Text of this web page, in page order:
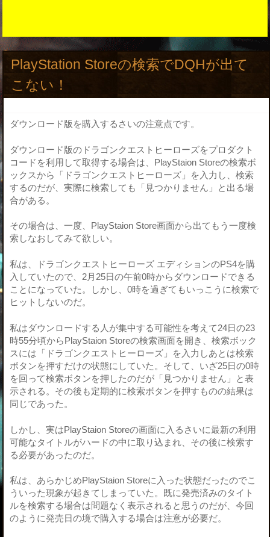
PlayStation Storeの検索でDQHが出て
こない！
ダウンロード版を購入するさいの注意点です。
ダウンロード版のドラゴンクエストヒーローズをプロダクト
コードを利用して取得する場合は、PlayStaion Storeの検索ボ
ックスから「ドラゴンクエストヒーローズ」を入力し、検索
するのだが、実際に検索しても「見つかりません」と出る場
合がある。
その場合は、一度、PlayStaion Store画面から出てもう一度検
索しなおしてみて欲しい。
私は、ドラゴンクエストヒーローズ エディションのPS4を購
入していたので、2月25日の午前0時からダウンロードできる
ことになっていた。しかし、0時を過ぎてもいっこうに検索で
ヒットしないのだ。
私はダウンロードする人が集中する可能性を考えて24日の23
時55分頃からPlayStaion Storeの検索画面を開き、検索ボック
スには「ドラゴンクエストヒーローズ」を入力しあとは検索
ボタンを押すだけの状態にしていた。そして、いざ25日の0時
を回って検索ボタンを押したのだが「見つかりません」と表
示される。その後も定期的に検索ボタンを押すものの結果は
同じであった。
しかし、実はPlayStaion Storeの画面に入るさいに最新の利用
可能なタイトルがハードの中に取り込まれ、その後に検索す
る必要があったのだ。
私は、あらかじめPlayStaion Storeに入った状態だったのでこ
ういった現象が起きてしまっていた。既に発売済みのタイト
ルを検索する場合は問題なく表示されると思うのだが、今回
のように発売日の境で購入する場合は注意が必要だ。